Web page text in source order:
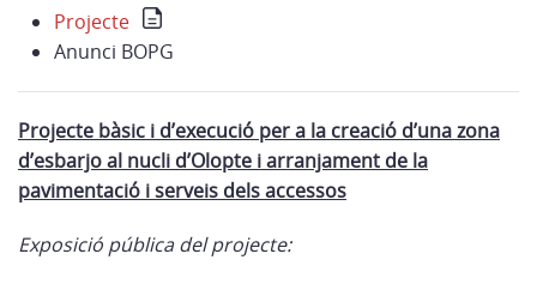
Projecte
Anunci BOPG
Projecte bàsic i d’execució per a la creació d’una zona
d’esbarjo al nucli d’Olopte i arranjament de la
pavimentació i serveis dels accessos
Exposició pública del projecte: